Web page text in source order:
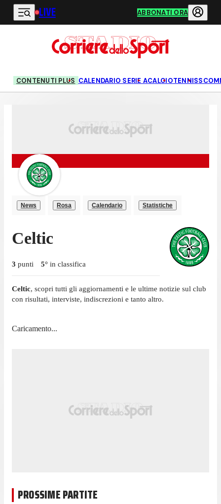
Vai al contenuto principale
LIVE ABBONATI ORA
CONTENUTI PLUS CALENDARIO SERIE ACALCIOTENNIS
News Rosa Calendario Statistiche
Celtic
3 punti 5° in classifica
Celtic, scopri tutti gli aggiornamenti e le ultime notizie sul club
con risultati, interviste, indiscrezioni e tanto altro.
Caricamento...
PROSSIME PARTITE